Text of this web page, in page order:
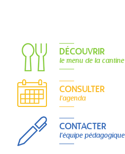
DÉCOUVRIR
le menu de la cantine
CONSULTER
l'agenda
CONTACTER
l'équipe pédagogique